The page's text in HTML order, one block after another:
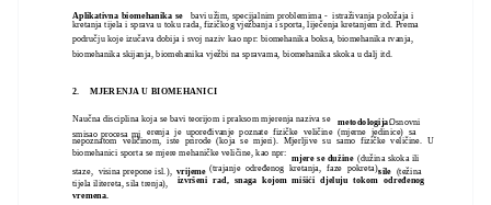
Aplikativna biomehanika se
bavi užim, specijalnim problemima - istraživanja položaja i
kretanja tijela i sprava u toku rada, fizičkog vježbanja i sporta, liječenja kretanjem itd. Prema
području koje izučava dobija i svoj naziv kao npr: biomehanika boksa, biomehanika rvanja,
biomehanika skijanja, biomehanika vježbi na spravama, biomehanika skoka u dalj itd.
2. MJERENJA U BIOMEHANICI
Naučna disciplina koja se bavi teorijom i praksom mjerenja naziva se metodologija.Osnovni
smisao procesa mj
erenja je upoređivanje poznate fizičke veličine (mjerne jedinice) sa
nepoznatom veličinom, iste prirode (koja se mjeri). Mjerljive su samo fizičke veličine. U
biomehanici sporta se mjere mehaničke veličine, kao npr:
mjere se dužine (dužina skoka ili
staze, visina prepone isl.), vrijeme (trajanje određenog kretanja, faze pokreta),sile(težina
tijela ilitereta, sila trenja),
izvršeni rad, snaga kojom mišići djeluju tokom određenog
vremena.